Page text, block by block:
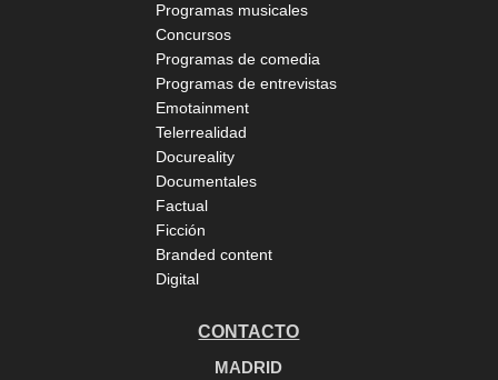
Programas musicales
Concursos
Programas de comedia
Programas de entrevistas
Emotainment
Telerrealidad
Docureality
Documentales
Factual
Ficción
Branded content
Digital
CONTACTO
MADRID